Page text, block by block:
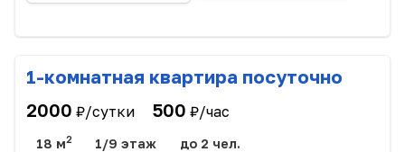
1-комнатная квартира посуточно
2000 ₽/сутки 500 ₽/час
18 м2 1/9 этаж до 2 чел.